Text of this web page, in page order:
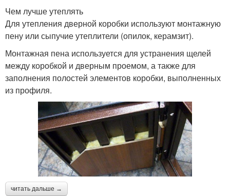
Чем лучше утеплять
Для утепления дверной коробки используют монтажную
пену или сыпучие утеплители (опилок, керамзит).
Монтажная пена используется для устранения щелей
между коробкой и дверным проемом, а также для
заполнения полостей элементов коробки, выполненных
из профиля.
читать дальше →